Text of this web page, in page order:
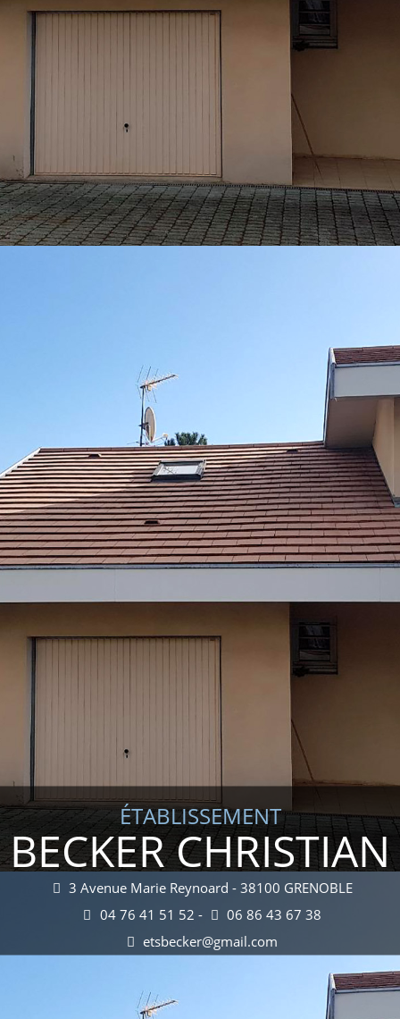
ÉTABLISSEMENT
BECKER CHRISTIAN
3 Avenue Marie Reynoard - 38100 GRENOBLE
04 76 41 51 52 -
06 86 43 67 38
etsbecker@gmail.com